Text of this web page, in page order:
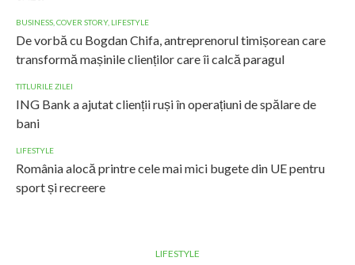
BUSINESS COVER STORY, LIFESTYLE
De vorbă cu Bogdan Chifa, antreprenorul timișorean care
transformă mașinile clienților care îi calcă paragul
TITLURILE ZILEI
ING Bank a ajutat clienții ruși în operațiuni de spălare de
bani
LIFESTYLE
România alocă printre cele mai mici bugete din UE pentru
sport și recreere
LIFESTYLE